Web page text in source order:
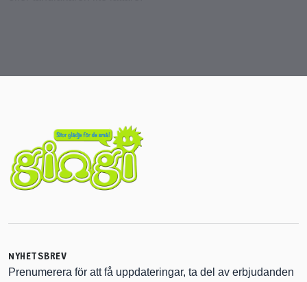
NYHETSBREV
Prenumerera för att få uppdateringar, ta del av erbjudanden